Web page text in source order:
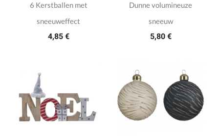
6 Kerstballen met
sneeuweffect
4,85 €
Dunne volumineuze
sneeuw
5,80 €